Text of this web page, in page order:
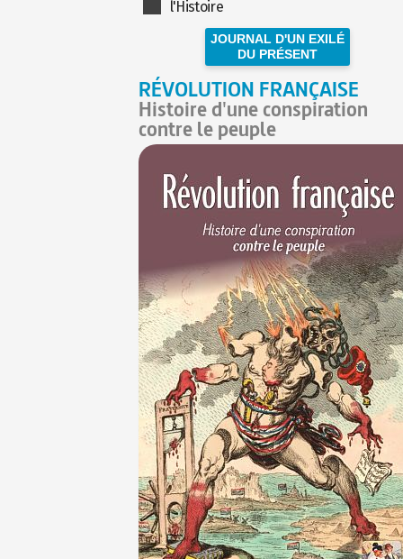
l'Histoire
JOURNAL D'UN EXILÉ
DU PRÉSENT
RÉVOLUTION FRANÇAISE
Histoire d'une conspiration
contre le peuple